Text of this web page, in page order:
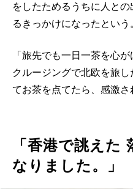
をしたためるうちに人と
るきっかけになったという
「旅先でも一日一茶を心
クルージングで北欧を旅
てお茶を点てたら、感激さ
「香港で誂えた
なりました。」